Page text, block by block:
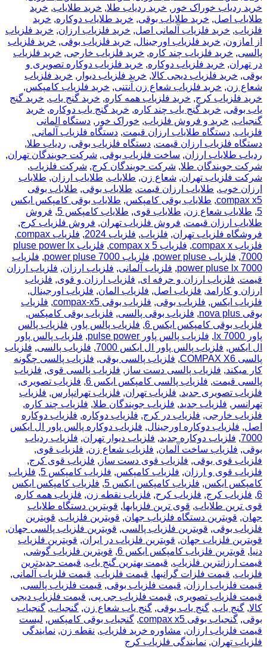
خرید ردیاب خوراک خور , خرید ردیاب طلا, خرید طلایاب, خرید
طلایاب اصل, خرید طلایاب بوقی, خرید طلایاب دوکاره, خرید
فلزیاب, خرید فلزیاب آلمانی اصل, خرید فلزیاب ارزان, خرید فلزیاب
از امازون, خرید فلزیاب اورجینال, خرید فلزیاب بوقی, خرید فلزیاب
پالسی, خرید فلزیاب چند کاره, خرید فلزیاب خارجی, خرید فلزیاب
در تهران, خرید فلزیاب دوکاره, خرید فلزیاب دوکاره تصویری و
بوقی, خرید فلزیاب دیجی کالا, خرید فلزیاب دیوار , خرید فلزیاب
شعاع زن, خرید فلزیاب شعاع زن آنتنی, خرید فلزیاب کامپکس,
خرید فلزیاب کرج, خرید فلزیاب همه کاره, خرید گنج یاب, خرید گنج
یاب بوقی, خرید گنج یاب چند کاره, خرید گنج یاب دوکاره, خرید
گنجیاب, خرید و فروش فلزیاب, خوراک خور , دستگاه المانی
فلزیاب, دستگاه طلایاب ارزان قیمت, دستگاه فلزیاب آلمانی,
دستگاه فلزیاب ارزان قیمت, دستگاه فلزیاب بوقی, ردیاب طلا,
ردیاب طلایاب ارزان, ساخت فلزیاب بوقی, شرکت جویندگان تهران,
شرکت جویندگان طلا, شرکت جویندگان کرج, شرکت فلزیاب,
شرکت فلزیاب تهران, شعاع زن, طلایاب, طلایاب ارزان, طلایاب
ارزان خوب, طلایاب ارزان قیمت, طلایاب بوقی, طلایاب بوقی
compax x5
, طلایاب بوقی کامپکس, طلایاب بوقی کامپکس ایکس
5
, طلایاب شعاع زن, طلایاب قوی, طلایاب کامپکس 5 , فروش
طلایاب ارزان قیمت, فروش فلزیاب تهران, فروش فلزیاب کرج,
فروشگاه فلزیاب تهران, فلزیاب, فلزیاب 2024 , فلزیاب compax
,
فلزیاب compax x
, فلزیاب compax x 5 ,
فلزیاب pluse power lx
7000
, فلزیاب power pluse , فلزیاب power pluse 7000 , فلزیاب
power pluse lx 7000
, فلزیاب آلمانی, فلزیاب ارزان, فلزیاب ارزان
قیمت, فلزیاب ارزان و حرفه ای, فلزیاب ارزان و قوی, فلزیاب
ارزان و کارامد, فلزیاب اصل, فلزیاب المان, فلزیاب اورجینال,
فلزیاب ایکس, فلزیاب بوقی, فلزیاب بوقی compax-x5 , فلزیاب
بوقی nova plus
, فلزیاب بوقی پالسی, فلزیاب بوقی کامپکس,
فلزیاب بوقی کامپکس ایکس 6
, فلزیاب پالس پاور , فلزیاب پالس
پاور lx 7000
, فلزیاب پالس پاور pulse power , فلزیاب پالس پاور
ال ایکس, فلزیاب پالس پاور ال ایکس 7000 , فلزیاب پالسی, فلزیاب
پالسی COMPAX X6
, فلزیاب پالسی بوقی, فلزیاب پالسی چگونه
کار میکند, فلزیاب پالسی دست ساز , فلزیاب پالسی قوی, فلزیاب
پالسی قیمت, فلزیاب پالسی کامپکس ایکس 6 , فلزیاب تصویری,
فلزیاب تصویری جدید, فلزیاب تهران, فلزیاب تهرانپارس, فلزیاب
تهرانسر , فلزیاب جدید, فلزیاب جویندگان طلا, فلزیاب چند کاره,
فلزیاب خارجی, فلزیاب در کرج, فلزیاب دوکاره, فلزیاب دوکاره
اصل, فلزیاب دوکاره اورجینال, فلزیاب دوکاره پالس پاور ال ایکس
7000
, فلزیاب دوکاره جدید, فلزیاب دیوار تهران, فلزیاب ردیاب
بوقی, فلزیاب ساخت آلمان, فلزیاب شعاع زن, فلزیاب قوی,
فلزیاب قوی بوقی, فلزیاب قوی دست ساز , فلزیاب قوی کرج,
فلزیاب قوی و ارزان, فلزیاب کامپکس, فلزیاب کامپکس 5 , فلزیاب
کامپکس ایکس, فلزیاب کامپکس ایکس 5 , فلزیاب کامپکس ایکس
6
, فلزیاب کرج, فلزیاب کرح, فلزیاب نقطه زن, فلزیاب همه کاره,
قوی ترین طلایاب, قوی ترین فلزیابها, قویترین دستگاه طلایاب
جهان, قویترین دستگاه فلزیاب جهان, قویترین فلزیاب, قویترین
فلزیاب بوقی, قویترین فلزیاب پالسی, قویترین فلزیاب پالسی جهان,
قویترین فلزیاب جهان, قویترین فلزیاب در ایران, قویترین فلزیاب
دنیا, قویترین فلزیاب کامپکس ایکس 6 , قویترین فلزیاب گوشی,
قیمت ارزانترین فلزیاب, قیمت بهترین گنج یاب, قیمت جدیدترین
فلزیاب, قیمت فلزات گرانبها, قیمت فلزیاب, قیمت فلزیاب آلمانی,
قیمت فلزیاب ارزان, قیمت فلزیاب بوقی, قیمت فلزیاب پالسی,
قیمت فلزیاب تصویری, قیمت فلزیاب جی پی, قیمت فلزیاب دیجی
کالا, گنج یاب, گنج یاب بوقی, گنج یاب شعاع زن, گنجیاب, گنجیاب
بوقی, گنجیاب بوقی compax x5 , گنجیاب بوقی کامپکس, لیست
قیمت فلزیاب ارزان, مشاوره خرید فلزیاب, نقطه زن, نمایندگی
فلزیاب تهران, نمایندگی فلزیاب کرج